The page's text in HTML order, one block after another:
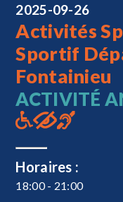
2025-09-26
Activités
Sportif
Fontainieu
ACTIVITÉ
Horaires :
18:00 - 21:00